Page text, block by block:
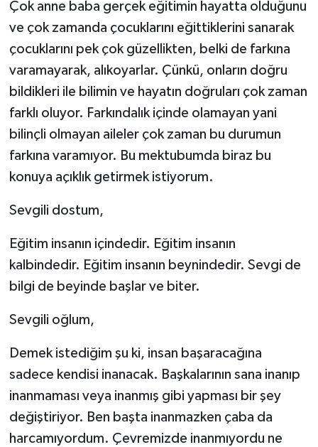
Çok anne baba gerçek eğitimin hayatta olduğunu
ve çok zamanda çocuklarını eğittiklerini sanarak
çocuklarını pek çok güzellikten, belki de farkına
varamayarak, alıkoyarlar. Çünkü, onların doğru
bildikleri ile bilimin ve hayatın doğruları çok zaman
farklı oluyor. Farkındalık içinde olamayan yani
bilinçli olmayan aileler çok zaman bu durumun
farkına varamıyor. Bu mektubumda biraz bu
konuya açıklık getirmek istiyorum.
Sevgili dostum,
Eğitim insanın içindedir. Eğitim insanın
kalbindedir. Eğitim insanın beynindedir. Sevgi de
bilgi de beyinde başlar ve biter.
Sevgili oğlum,
Demek istediğim şu ki, insan başaracağına
sadece kendisi inanacak. Başkalarının sana inanıp
inanmaması veya inanmış gibi yapması bir şey
değiştiriyor. Ben başta inanmazken çaba da
harcamıyordum. Çevremizde inanmıyordu ne